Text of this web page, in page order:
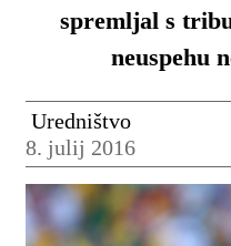
spremljal s
neuspehu
Uredništvo
8. julij 2016